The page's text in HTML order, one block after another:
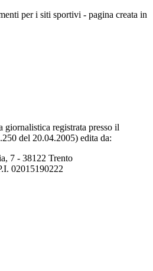
per i siti sportivi - pagina creata in
giornalistica registrata presso il
del 20.04.2005) edita da:
7 - 38122 Trento
02015190222